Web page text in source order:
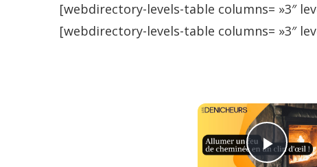
[webdirectory-levels-table columns= »3″
[webdirectory-levels-table columns= »3″